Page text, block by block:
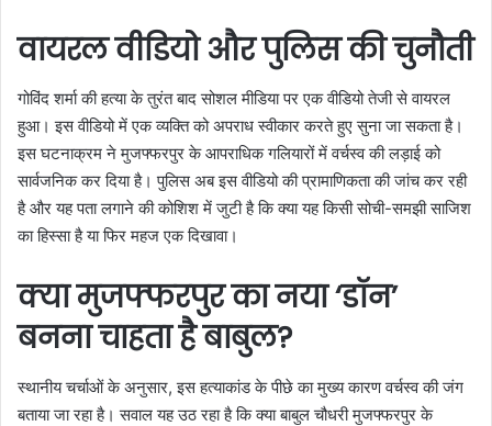
वायरल वीडियो और पुलिस की चुनौती
गोविंद शर्मा की हत्या के तुरंत बाद सोशल मीडिया पर एक वीडियो तेजी से वायरल
हुआ। इस वीडियो में एक व्यक्ति को अपराध स्वीकार करते हुए सुना जा सकता है।
इस घटनाक्रम ने मुजफ्फरपुर के आपराधिक गलियारों में वर्चस्व की लड़ाई को
सार्वजनिक कर दिया है। पुलिस अब इस वीडियो की प्रामाणिकता की जांच कर रही
है और यह पता लगाने की कोशिश में जुटी है कि क्या यह किसी सोची-समझी साजिश
का हिस्सा है या फिर महज एक दिखावा।
क्या मुजफ्फरपुर का नया ‘डॉन’
बनना चाहता है बाबुल?
स्थानीय चर्चाओं के अनुसार, इस हत्याकांड के पीछे का मुख्य कारण वर्चस्व की जंग
बताया जा रहा है। सवाल यह उठ रहा है कि क्या बाबुल चौधरी मुजफ्फरपुर के